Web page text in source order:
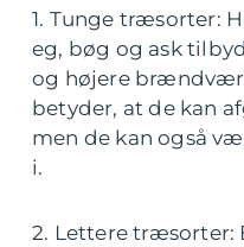
1. Tunge træsorter:
eg, bøg og ask
og højere
betyder, at de kan
men de kan også
i.
2. Lettere træsorter: